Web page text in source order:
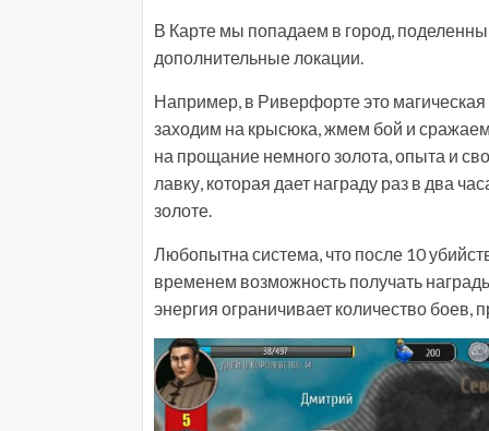
В Карте мы попадаем в город,
дополнительные локации.
Например, в Риверфорте это
заходим на крысюка, жмем бой и
на прощание немного золота, опыта и
лавку, которая дает награду раз в два
золоте.
Любопытна система, что после 10
временем возможность получать
энергия ограничивает количество боев,